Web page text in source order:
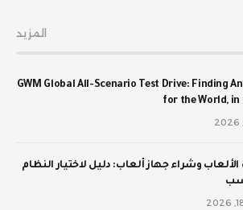
المزيد
GWM Global All-Scenario Test Drive: Finding
for the World, in
الألعاب وشراء جهاز ألعاب: دليل لاختيار النظام